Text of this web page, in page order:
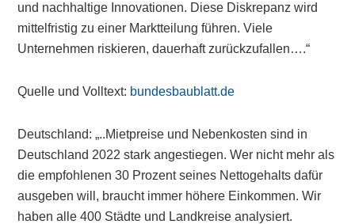
und nachhaltige Innovationen. Diese Diskrepanz wird
mittelfristig zu einer Marktteilung führen. Viele
Unternehmen riskieren, dauerhaft zurückzufallen….“
Quelle und Volltext: bundesbaublatt.de
Deutschland: „..Mietpreise und Nebenkosten sind in
Deutschland 2022 stark angestiegen. Wer nicht mehr als
die empfohlenen 30 Prozent seines Nettogehalts dafür
ausgeben will, braucht immer höhere Einkommen. Wir
haben alle 400 Städte und Landkreise analysiert.